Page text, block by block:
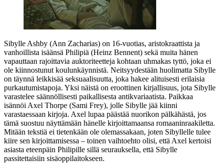
Sibylle Ashby (Ann Zacharias) on 16‑vuotias, aristokraattista ja
vanhoillista isäänsä Philipiä (Heinz Bennent) sekä muita hänen
vapauttaan rajoittavia auktoriteetteja kohtaan uhmakas tyttö, joka ei
ole kiinnostunut koulunkäynnistä. Neitsyydestään huolimatta Sibylle
on täynnä leikkisää seksuaalisuutta, joka hakee alituisesti erilaisia
purkautumistapoja. Yksi näistä on eroottinen kirjallisuus, jota Sibylle
varastelee säännöllisesti paikallisesta antikvariaatista. Paikkaa
isännöi Axel Thorpe (Sami Frey), jolle Sibylle jää kiinni
varastaessaan kirjoja. Axel lupaa päästää nuorikon pälkähästä, jos
tämä suostuu näyttämään hänelle kirjoittamaansa romaaninraakiletta.
Mitään tekstiä ei tietenkään ole olemassakaan, joten Sibyllelle tulee
kiire sen kirjoittamisessa – toinen vaihtoehto olisi, että Axel kertoisi
asiasta eteenpäin Philipille sillä seurauksella, että Sibylle
passitettaisiin sisäoppilaitokseen.